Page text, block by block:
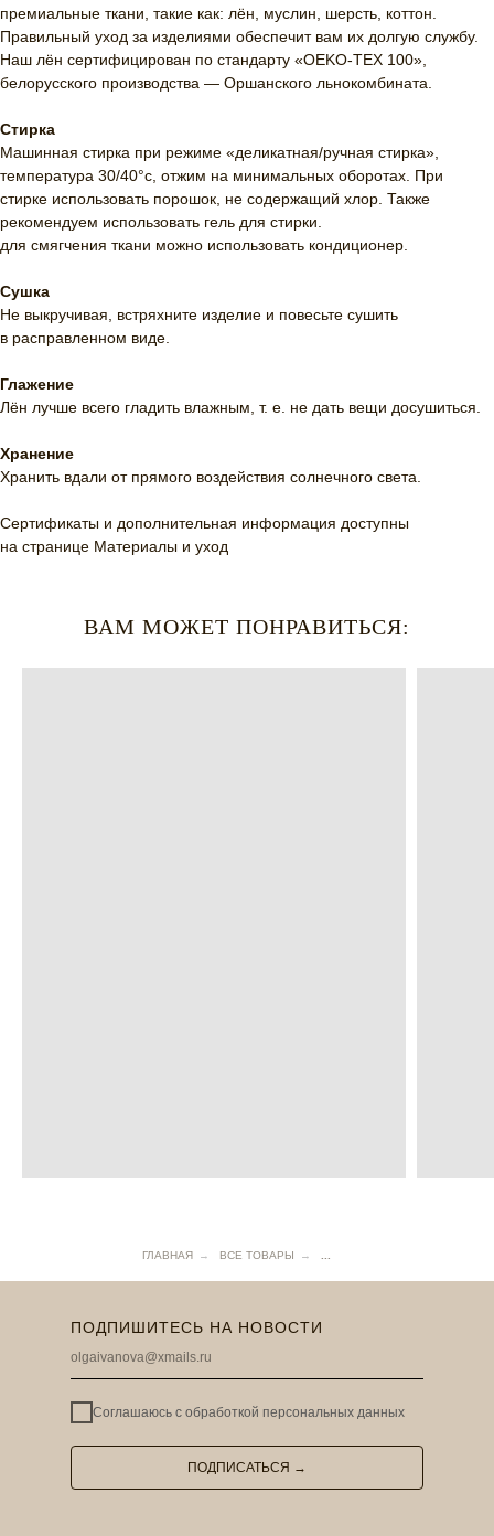
премиальные ткани, такие как: лён, муслин, шерсть, коттон.
Правильный уход за изделиями обеспечит вам их долгую службу.
Наш лён сертифицирован по стандарту «OEKO-TEX 100»,
белорусского производства — Оршанского льнокомбината.
Стирка
Машинная стирка при режиме «деликатная/ручная стирка»,
температура 30/40°c, отжим на минимальных оборотах. При
стирке использовать порошок, не содержащий хлор. Также
рекомендуем использовать гель для стирки.
для смягчения ткани можно использовать кондиционер.
Сушка
Не выкручивая, встряхните изделие и повесьте сушить
в расправленном виде.
Глажение
Лён лучше всего гладить влажным, т. е. не дать вещи досушиться.
Хранение
Хранить вдали от прямого воздействия солнечного света.
Сертификаты и дополнительная информация доступны
на странице Материалы и уход
ВАМ МОЖЕТ ПОНРАВИТЬСЯ:
ГЛАВНАЯ → ВСЕ ТОВАРЫ → ...
ПОДПИШИТЕСЬ НА НОВОСТИ
Соглашаюсь с обработкой персональных данных
ПОДПИСАТЬСЯ →